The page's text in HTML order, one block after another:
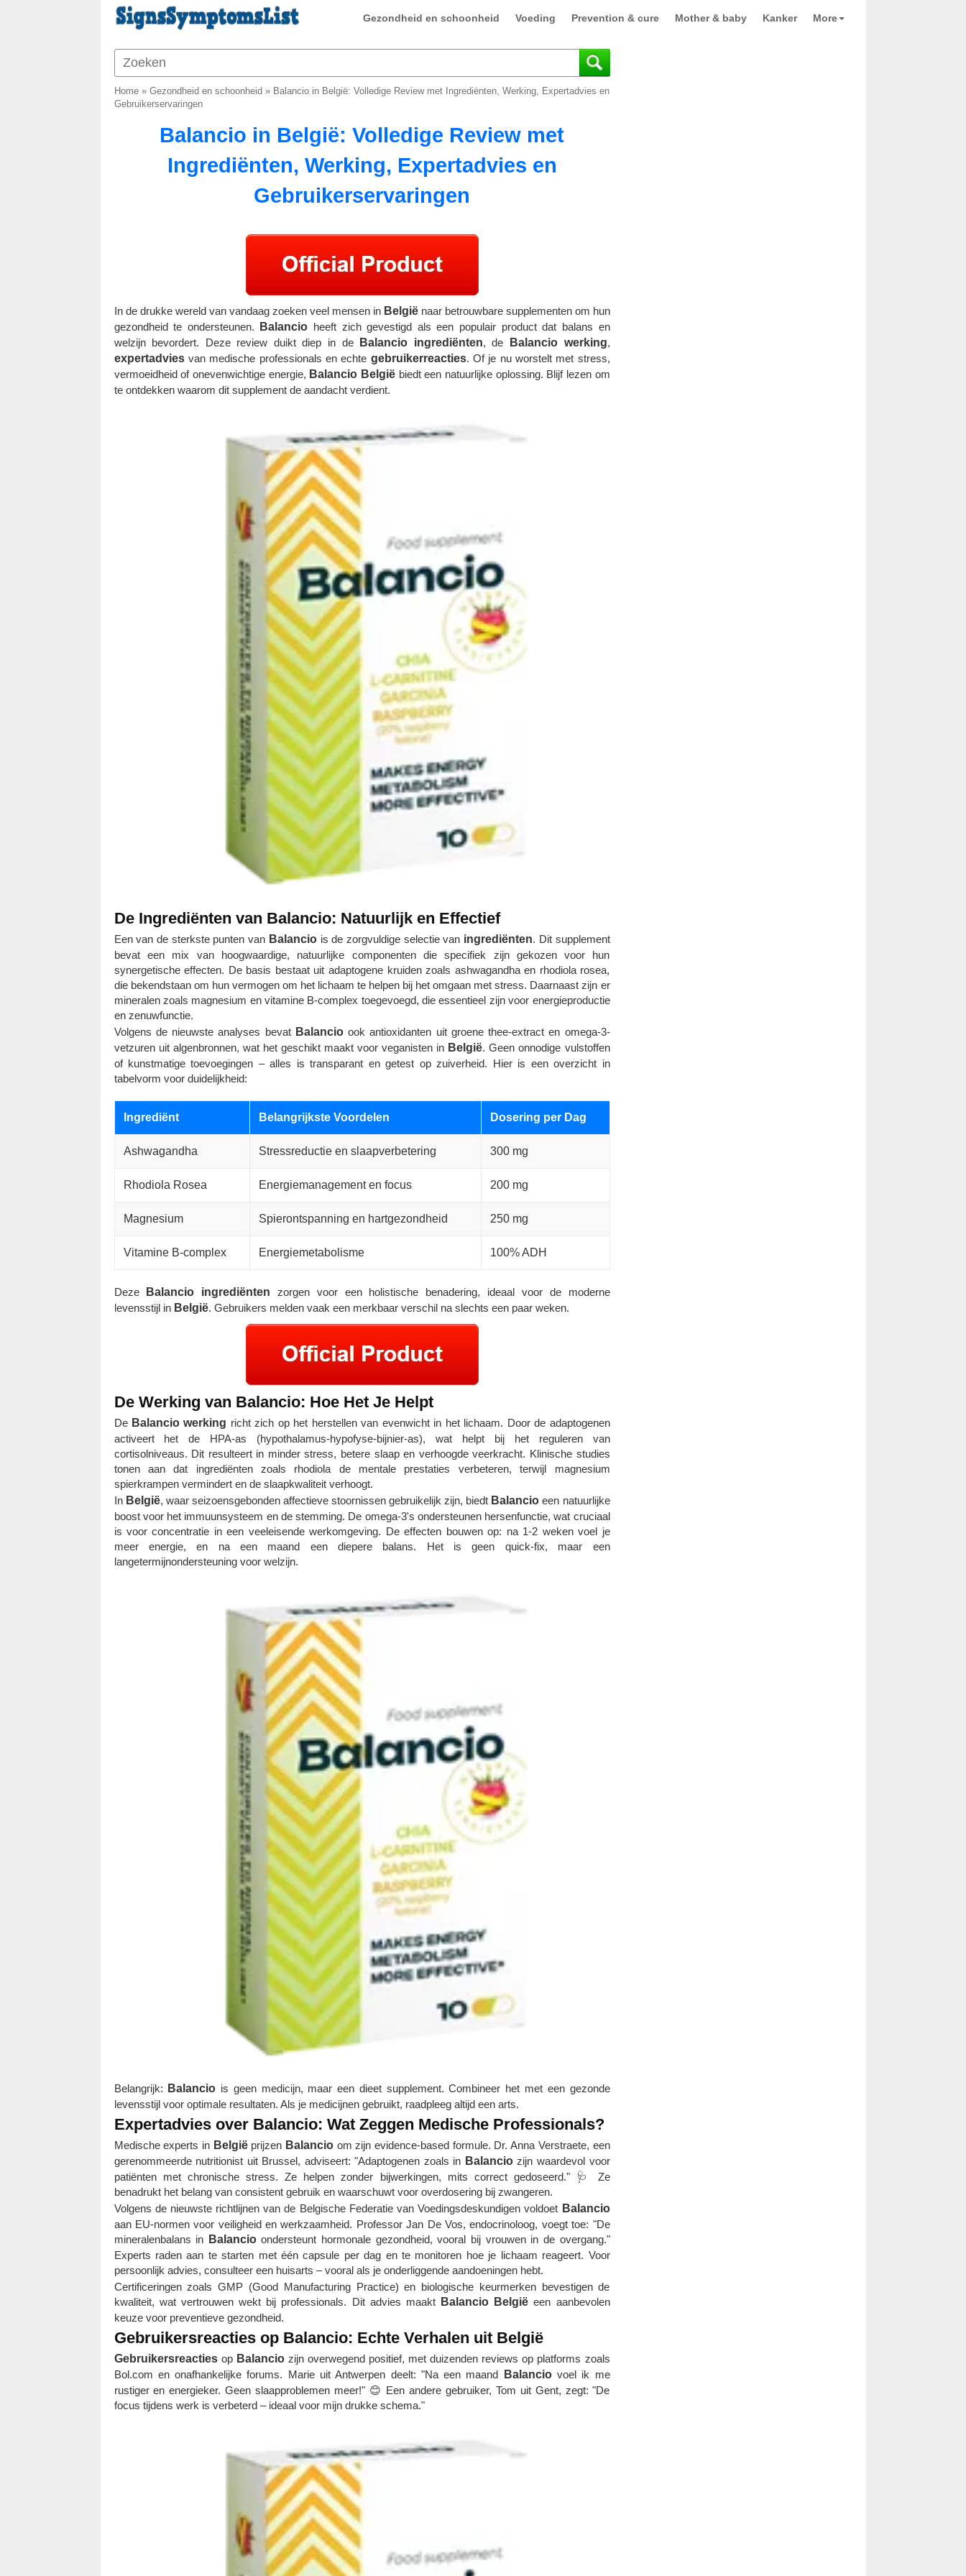
Gezondheid en schoonheid Voeding Prevention & cure Mother & baby Kanker More
Home» Gezondheid en schoonheid » Balancio in België: Volledige Review met Ingrediënten, Werking, Expertadvies en
Gebruikerservaringen
Balancio in België: Volledige Review met
Ingrediënten, Werking, Expertadvies en
Gebruikerservaringen
In de drukke wereld van vandaag zoeken veel mensen in Belgiënaar betrouwbare supplementen om hun
gezondheid te ondersteunen.
Balancio heeft zich gevestigd als een populair product dat balans en
welzijn bevordert. Deze review duikt diep in de
Balancio ingrediënten, de Balancio werking,
expertadviesvan medische professionals en echte gebruikerreacties. Of je nu worstelt met stress,
vermoeidheid of onevenwichtige energie, Balancio Belgiëbiedt een natuurlijke oplossing. Blijf lezen om
te ontdekken waarom dit supplement de aandacht verdient.
De Ingrediënten van Balancio: Natuurlijk en Effectief
Een van de sterkste punten van Balanciois de zorgvuldige selectie van ingrediënten. Dit supplement
bevat een mix van hoogwaardige, natuurlijke componenten die specifiek zijn gekozen voor hun
synergetische effecten. De basis bestaat uit adaptogene kruiden zoals ashwagandha en rhodiola rosea,
die bekendstaan om hun vermogen om het lichaam te helpen bij het omgaan met stress. Daarnaast zijn er
mineralen zoals magnesium en vitamine B-complex toegevoegd, die essentieel zijn voor energieproductie
en zenuwfunctie.
Volgens de nieuwste analyses bevat Balancioook antioxidanten uit groene thee-extract en omega-3-
vetzuren uit algenbronnen, wat het geschikt maakt voor veganisten in België. Geen onnodige vulstoffen
of kunstmatige toevoegingen – alles is transparant en getest op zuiverheid. Hier is een overzicht in
tabelvorm voor duidelijkheid:
Ingrediënt Belangrijkste Voordelen Dosering per Dag
Ashwagandha Stressreductie en slaapverbetering 300 mg
Rhodiola Rosea Energiemanagement en focus 200 mg
Magnesium Spierontspanning en hartgezondheid 250 mg
Vitamine B-complex Energiemetabolisme 100% ADH
Deze Balancio ingrediënten zorgen voor een holistische benadering, ideaal voor de moderne
levensstijl in België. Gebruikers melden vaak een merkbaar verschil na slechts een paar weken.
De Werking van Balancio: Hoe Het Je Helpt
De Balancio werking richt zich op het herstellen van evenwicht in het lichaam. Door de adaptogenen
activeert het de HPA-as (hypothalamus-hypofyse-bijnier-as), wat helpt bij het reguleren van
cortisolniveaus. Dit resulteert in minder stress, betere slaap en verhoogde veerkracht. Klinische studies
tonen aan dat ingrediënten zoals rhodiola de mentale prestaties verbeteren, terwijl magnesium
spierkrampen vermindert en de slaapkwaliteit verhoogt.
In België, waar seizoensgebonden affectieve stoornissen gebruikelijk zijn, biedt Balancio een natuurlijke
boost voor het immuunsysteem en de stemming. De omega-3's ondersteunen hersenfunctie, wat cruciaal
is voor concentratie in een veeleisende werkomgeving. De effecten bouwen op: na 1-2 weken voel je
meer energie, en na een maand een diepere balans. Het is geen quick-fix, maar een
langetermijnondersteuning voor welzijn.
Belangrijk: Balancio is geen medicijn, maar een dieet supplement. Combineer het met een gezonde
levensstijl voor optimale resultaten. Als je medicijnen gebruikt, raadpleeg altijd een arts.
Expertadvies over Balancio: Wat Zeggen Medische Professionals?
Medische experts in Belgiëprijzen Balancioom zijn evidence-based formule. Dr. Anna Verstraete, een
gerenommeerde nutritionist uit Brussel, adviseert: "Adaptogenen zoals in Balanciozijn waardevol voor
patiënten met chronische stress. Ze helpen zonder bijwerkingen, mits correct gedoseerd." 🩺 Ze
benadrukt het belang van consistent gebruik en waarschuwt voor overdosering bij zwangeren.
Volgens de nieuwste richtlijnen van de Belgische Federatie van Voedingsdeskundigen voldoet Balancio
aan EU-normen voor veiligheid en werkzaamheid. Professor Jan De Vos, endocrinoloog, voegt toe: "De
mineralenbalans in Balancioondersteunt hormonale gezondheid, vooral bij vrouwen in de overgang."
Experts raden aan te starten met één capsule per dag en te monitoren hoe je lichaam reageert. Voor
persoonlijk advies, consulteer een huisarts – vooral als je onderliggende aandoeningen hebt.
Certificeringen zoals GMP (Good Manufacturing Practice) en biologische keurmerken bevestigen de
kwaliteit, wat vertrouwen wekt bij professionals. Dit advies maakt Balancio België een aanbevolen
keuze voor preventieve gezondheid.
Gebruikersreacties op Balancio: Echte Verhalen uit België
Gebruikersreactiesop Balanciozijn overwegend positief, met duizenden reviews op platforms zoals
Bol.com en onafhankelijke forums. Marie uit Antwerpen deelt: "Na een maand
Balanciovoel ik me
rustiger en energieker. Geen slaapproblemen meer!" 😊 Een andere gebruiker, Tom uit Gent, zegt: "De
focus tijdens werk is verbeterd – ideaal voor mijn drukke schema."